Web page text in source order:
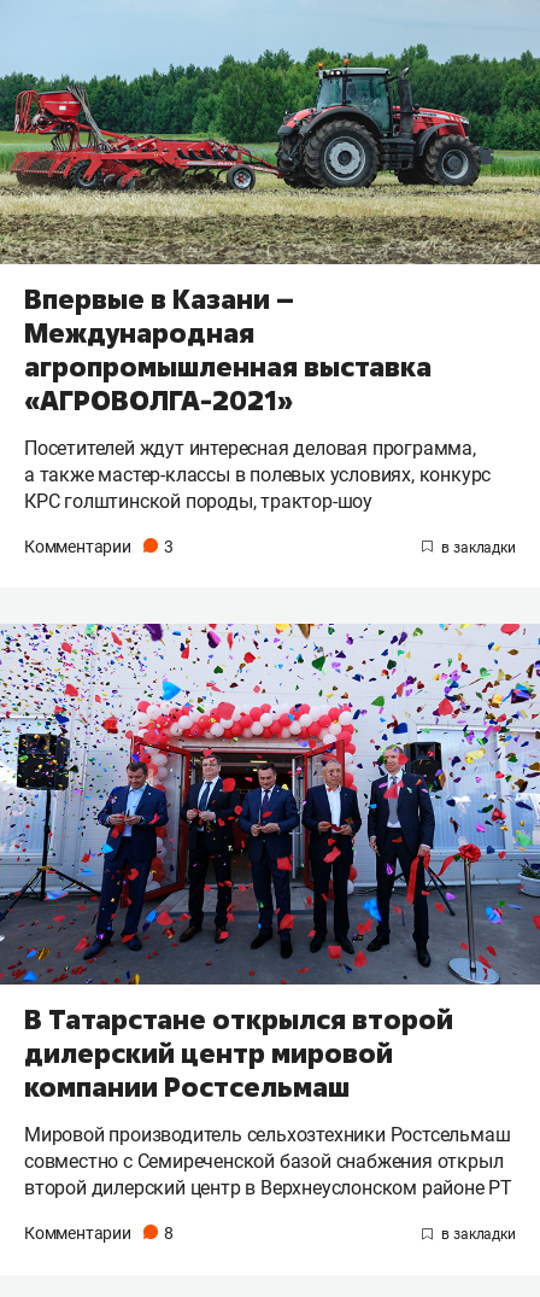
Впервые в Казани –
Международная
агропромышленная выставка
«АГРОВОЛГА-2021»
Посетителей ждут интересная деловая программа,
а также мастер-классы в полевых условиях, конкурс
КРС голштинской породы, трактор-шоу
Комментарии 3
В Татарстане открылся второй
дилерский центр мировой
компании Ростсельмаш
Мировой производитель сельхозтехники Ростсельмаш
совместно с Семиреченской базой снабжения открыл
второй дилерский центр в Верхнеуслонском районе РТ
Комментарии 8